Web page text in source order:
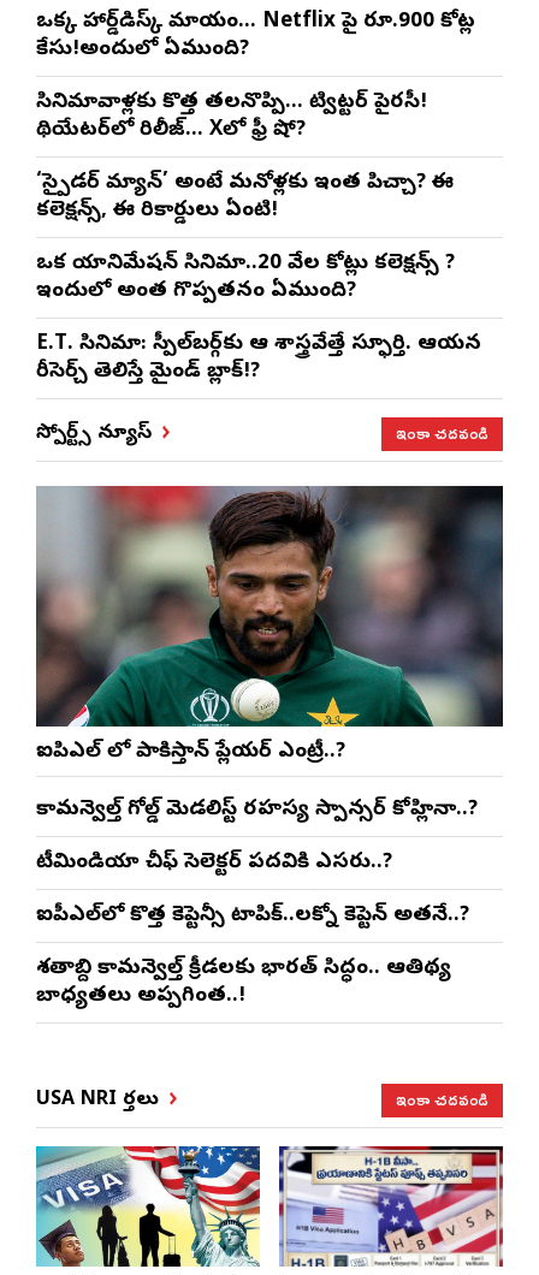
ఒక్క హార్డ్‌డిస్క్ మాయం… Netflix పై రూ.900 కోట్ల
కేసు!అందులో ఏముంది?
సినిమావాళ్లకు కొత్త తలనొప్పి… ట్విట్టర్ పైరసీ!
థియేటర్‌లో రిలీజ్… Xలో ఫ్రీ షో?
‘స్పైడర్ మ్యాన్’ అంటే మనోళ్లకు ఇంత పిచ్చా? ఈ
కలెక్షన్స్, ఈ రికార్డులు ఏంటి!
ఒక యానిమేషన్ సినిమా..20 వేల కోట్లు కలెక్షన్స్ ?
ఇందులో అంత గొప్పతనం ఏముంది?
E.T. సినిమా: స్పీల్‌బర్గ్‌కు ఆ శాస్త్రవేత్తే స్ఫూర్తి. ఆయన
రీసెర్చ్ తెలిస్తే మైండ్ బ్లాక్!?
స్పోర్ట్స్ న్యూస్ ఇంకా చదవండి
ఐపిఎల్ లో పాకిస్తాన్ ప్లేయర్ ఎంట్రీ..?
కామన్వెల్త్ గోల్డ్ మెడలిస్ట్ రహస్య స్పాన్సర్ కోహ్లినా..?
టీమిండియా చీఫ్ సెలెక్టర్ పదవికి ఎసరు..?
ఐపీఎల్‌లో కొత్త కెప్టెన్సీ టాపిక్..లక్నో కెప్టెన్ అతనే..?
శతాబ్ది కామన్వెల్త్ క్రీడలకు భారత్ సిద్ధం.. ఆతిథ్య
బాధ్యతలు అప్పగింత..!
USA NRI వార్తలు ఇంకా చదవండి